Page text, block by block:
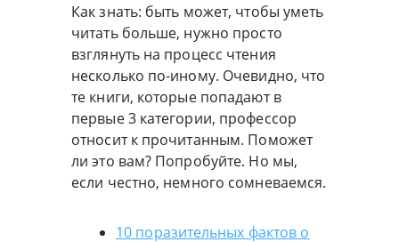
Как знать: быть может, чтобы уметь
читать больше, нужно просто
взглянуть на процесс чтения
несколько по-иному. Очевидно, что
те книги, которые попадают в
первые 3 категории, профессор
относит к прочитанным. Поможет
ли это вам? Попробуйте. Но мы,
если честно, немного сомневаемся.
10 поразительных фактов о